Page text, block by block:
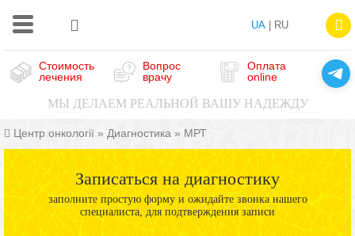
UA| RU
Стоимость
лечения
Вопрос
врачу
Оплата
online
МЫ ДЕЛАЕМ РЕАЛЬНОЙ ВАШУ НАДЕЖДУ
Центр онкології » Диагностика » МРТ
Записаться на диагностику
заполните простую форму и ожидайте звонка нашего
специалиста, для подтверждения записи